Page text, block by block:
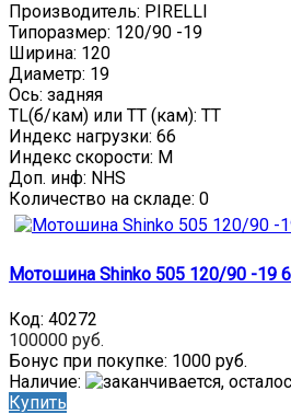
Производитель: PIRELLI
Типоразмер: 120/90 -19
Ширина: 120
Диаметр: 19
Ось: задняя
TL(б/кам) или TT (кам): TT
Индекс нагрузки: 66
Индекс скорости: M
Доп. инф: NHS
Количество на складе: 0
Мотошина Shinko 505 120/90 -19
Код: 40272
100000 руб.
Бонус при покупке: 1000 руб.
Наличие:
Купить